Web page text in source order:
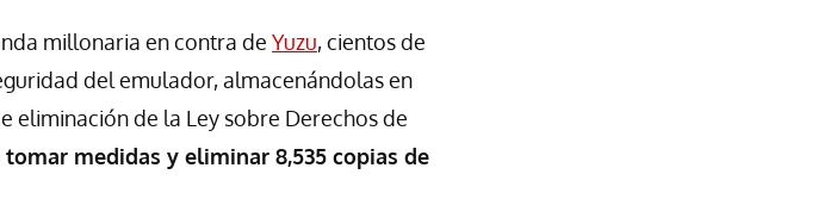
millonaria en contra de Yuzu, cientos de
del emulador, almacenándolas en
eliminación de la Ley sobre Derechos de
medidas y eliminar 8,535 copias de